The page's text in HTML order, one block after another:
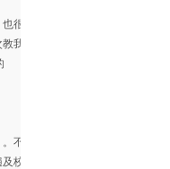
很
我
不
校